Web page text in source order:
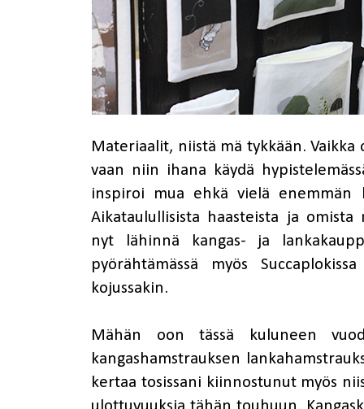
Materiaalit, niistä mä tykkään.
vaan niin ihana käydä
inspiroi mua ehkä vielä
Aikataulullisista haasteista ja
nyt lähinnä kangas- ja
pyörähtämässä myös
kojussakin.
Mähän oon tässä kuluneen
kangashamstrauksen
kertaa tosissani kiinnostunut myös